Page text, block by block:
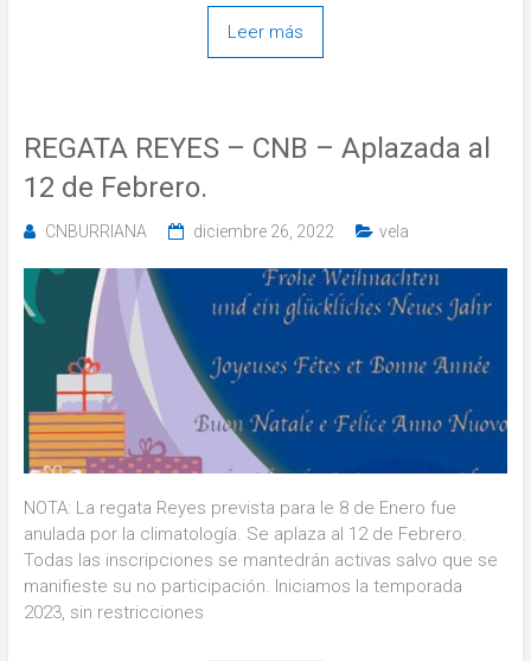
Leer más
REGATA REYES – CNB – Aplazada al
12 de Febrero.
CNBURRIANA diciembre 26, 2022 vela
NOTA: La regata Reyes prevista para le 8 de Enero fue
anulada por la climatología. Se aplaza al 12 de Febrero.
Todas las inscripciones se mantedrán activas salvo que se
manifieste su no participación. Iniciamos la temporada
2023, sin restricciones